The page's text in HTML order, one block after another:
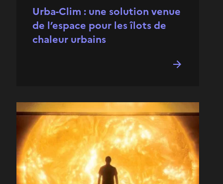
Urba-Clim : une solution venue
de l’espace pour les îlots de
chaleur urbains